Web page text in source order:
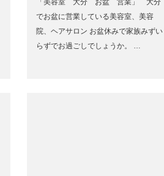
「美容室 大分 お盆 営業」 大分
でお盆に営業している美容室、美容
院、ヘアサロン お盆休みで家族みずい
らずでお過ごしでしょうか。 …